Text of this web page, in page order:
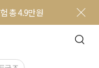
총 4.9만원